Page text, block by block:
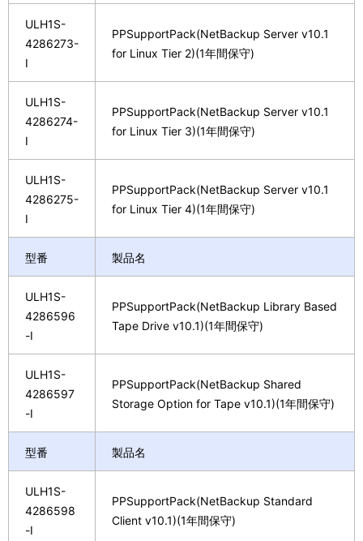
ULH1S-
4286273-
I
PPSupportPack(NetBackup Server v10.1
for Linux Tier 2)(1年間保守)
ULH1S-
4286274-
I
PPSupportPack(NetBackup Server v10.1
for Linux Tier 3)(1年間保守)
ULH1S-
4286275-
I
PPSupportPack(NetBackup Server v10.1
for Linux Tier 4)(1年間保守)
型番 製品名
ULH1S-
4286596
-I
PPSupportPack(NetBackup Library Based
Tape Drive v10.1)(1年間保守)
ULH1S-
4286597
-I
PPSupportPack(NetBackup Shared
Storage Option for Tape v10.1)(1年間保守)
型番 製品名
ULH1S-
4286598
-I
PPSupportPack(NetBackup Standard
Client v10.1)(1年間保守)